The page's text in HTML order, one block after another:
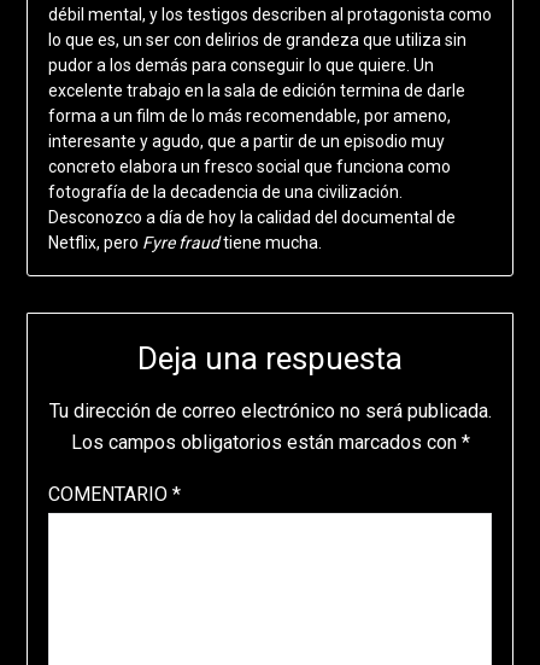
débil mental, y los testigos describen al protagonista como
lo que es, un ser con delirios de grandeza que utiliza sin
pudor a los demás para conseguir lo que quiere. Un
excelente trabajo en la sala de edición termina de darle
forma a un film de lo más recomendable, por ameno,
interesante y agudo, que a partir de un episodio muy
concreto elabora un fresco social que funciona como
fotografía de la decadencia de una civilización.
Desconozco a día de hoy la calidad del documental de
Netflix, pero Fyre fraudtiene mucha.
Deja una respuesta
Tu dirección de correo electrónico no será publicada.
Los campos obligatorios están marcados con *
COMENTARIO *